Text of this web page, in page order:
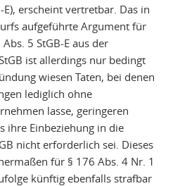
E), erscheint vertretbar. Das in
aufgeführte Argument für
5 StGB-E aus der
ist allerdings nur bedingt
wiesen Taten, bei denen
lediglich ohne
lasse, geringeren
ihre Einbeziehung in die
nicht erforderlich sei. Dieses
für § 176 Abs. 4 Nr. 1
künftig ebenfalls strafbar